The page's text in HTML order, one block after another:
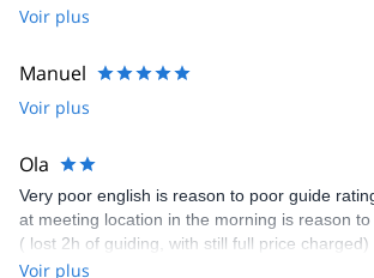
authority is exactly what's needed when the
competent I strongly recommend Ilia for any
Voir plus
Manuel
Voir plus
Ola
Very poor english is reason to poor guide
at meeting location in the morning is reason to
( lost 2h of guiding, with still full price
rating also connected with poor english and
Voir plus